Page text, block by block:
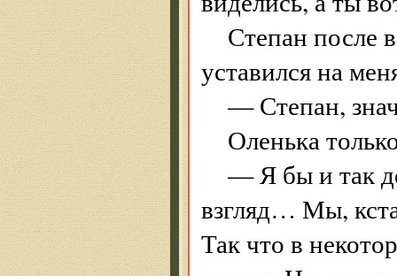
Степан после
уставился на
— Степан,
Оленька
— Я бы и так
взгляд… Мы,
Так что в